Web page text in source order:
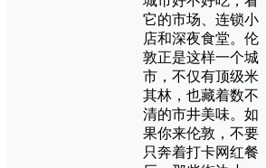
它的市场、连锁小
店和深夜食堂。伦
敦正是这样一个城
市，不仅有顶级米
其林，也藏着数不
清的市井美味。如
果你来伦敦，不要
只奔着打卡网红餐